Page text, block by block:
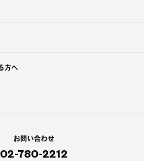
方へ
お問い合わせ
02-780-2212